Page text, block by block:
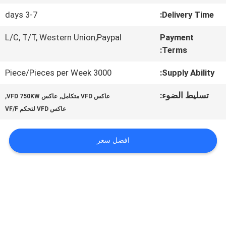
اتصل
طلب
اقتباس
خريطة
الموقع
Delivery Time:
3-7 days
Payment
Terms:
L/C, T/T, Western Union,Paypal
Supply Ability:
3000 Piece/Pieces per Week
تسليط الضوء: عاكس VFD متكامل , عاكس VFD 750KW ,
عاكس VFD لتحكم VF/F
افضل سعر